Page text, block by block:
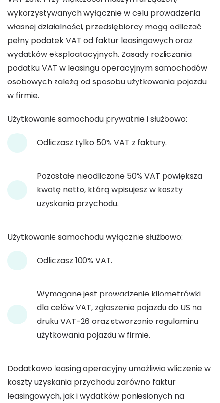
wykorzystywanych wyłącznie w celu prowadzenia
własnej działalności, przedsiębiorcy mogą odliczać
pełny podatek VAT od faktur leasingowych oraz
wydatków eksploatacyjnych. Zasady rozliczania
podatku VAT w leasingu operacyjnym samochodów
osobowych zależą od sposobu użytkowania pojazdu
w firmie.
Użytkowanie samochodu prywatnie i służbowo:
Odliczasz tylko 50% VAT z faktury.
Pozostałe nieodliczone 50% VAT powiększa
kwotę netto, którą wpisujesz w koszty
uzyskania przychodu.
Użytkowanie samochodu wyłącznie służbowo:
Odliczasz 100% VAT.
Wymagane jest prowadzenie kilometrówki
dla celów VAT, zgłoszenie pojazdu do US na
druku VAT-26 oraz stworzenie regulaminu
użytkowania pojazdu w firmie.
Dodatkowo leasing operacyjny umożliwia wliczenie w
koszty uzyskania przychodu zarówno faktur
leasingowych, jak i wydatków poniesionych na